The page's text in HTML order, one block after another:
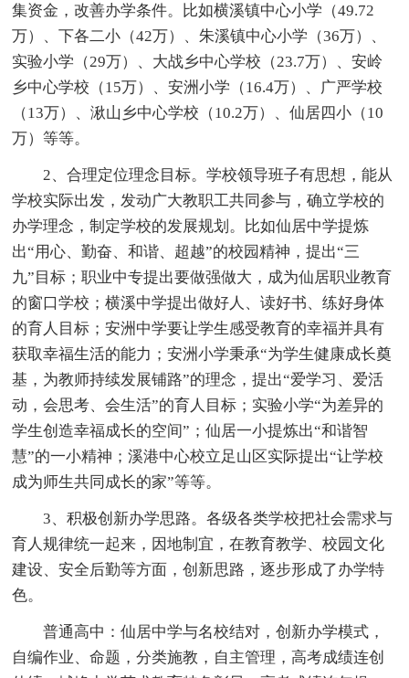
集资金，改善办学条件。比如横溪镇中心小学（49.72
万）、下各二小（42万）、朱溪镇中心小学（36万）、
实验小学（29万）、大战乡中心学校（23.7万）、安岭
乡中心学校（15万）、安洲小学（16.4万）、广严学校
（13万）、湫山乡中心学校（10.2万）、仙居四小（10
万）等等。
2、合理定位理念目标。学校领导班子有思想，能从
学校实际出发，发动广大教职工共同参与，确立学校的
办学理念，制定学校的发展规划。比如仙居中学提炼
出“用心、勤奋、和谐、超越”的校园精神，提出“三
九”目标；职业中专提出要做强做大，成为仙居职业教育
的窗口学校；横溪中学提出做好人、读好书、练好身体
的育人目标；安洲中学要让学生感受教育的幸福并具有
获取幸福生活的能力；安洲小学秉承“为学生健康成长奠
基，为教师持续发展铺路”的理念，提出“爱学习、爱活
动，会思考、会生活”的育人目标；实验小学“为差异的
学生创造幸福成长的空间”；仙居一小提炼出“和谐智
慧”的一小精神；溪港中心校立足山区实际提出“让学校
成为师生共同成长的家”等等。
3、积极创新办学思路。各级各类学校把社会需求与
育人规律统一起来，因地制宜，在教育教学、校园文化
建设、安全后勤等方面，创新思路，逐步形成了办学特
色。
普通高中：仙居中学与名校结对，创新办学模式，
自编作业、命题，分类施教，自主管理，高考成绩连创